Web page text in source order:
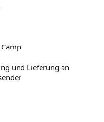
und Lieferung an